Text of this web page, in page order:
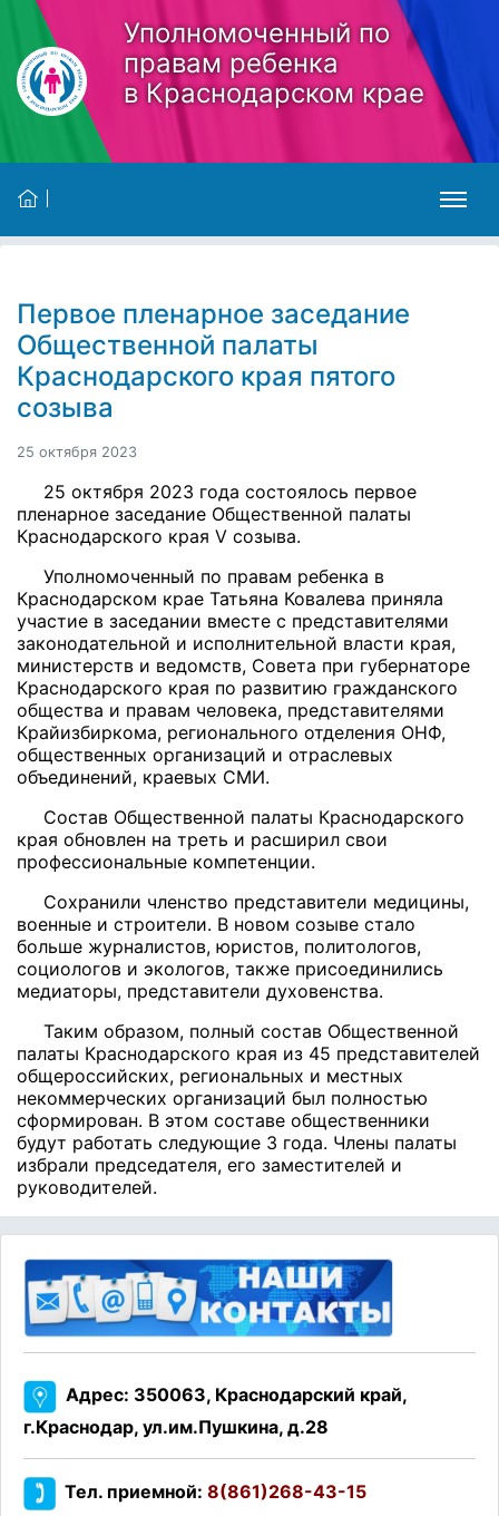
Skip to main content
Уполномоченный по
правам ребенка
в Краснодарском крае
Первое пленарное заседание
Общественной палаты
Краснодарского края пятого
созыва
25 октября 2023
25 октября 2023 года состоялось первое
пленарное заседание Общественной палаты
Краснодарского края V созыва.
Уполномоченный по правам ребенка в
Краснодарском крае Татьяна Ковалева приняла
участие в заседании вместе с представителями
законодательной и исполнительной власти края,
министерств и ведомств, Совета при губернаторе
Краснодарского края по развитию гражданского
общества и правам человека, представителями
Крайизбиркома, регионального отделения ОНФ,
общественных организаций и отраслевых
объединений, краевых СМИ.
Состав Общественной палаты Краснодарского
края обновлен на треть и расширил свои
профессиональные компетенции.
Сохранили членство представители медицины,
военные и строители. В новом созыве стало
больше журналистов, юристов, политологов,
социологов и экологов, также присоединились
медиаторы, представители духовенства.
Таким образом, полный состав Общественной
палаты Краснодарского края из 45 представителей
общероссийских, региональных и местных
некоммерческих организаций был полностью
сформирован. В этом составе общественники
будут работать следующие 3 года. Члены палаты
избрали председателя, его заместителей и
руководителей.
Адрес: 350063, Краснодарский край,
г.Краснодар, ул.им.Пушкина, д.28
Тел. приемной: 8(861)268-43-15